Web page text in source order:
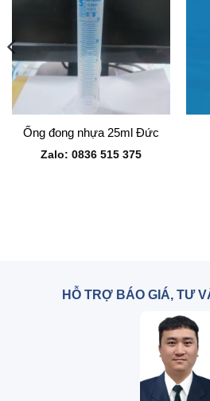
Ống đong nhựa 25ml Đức
Zalo: 0836 515 375
HỖ TRỢ BÁO GIÁ, TƯ